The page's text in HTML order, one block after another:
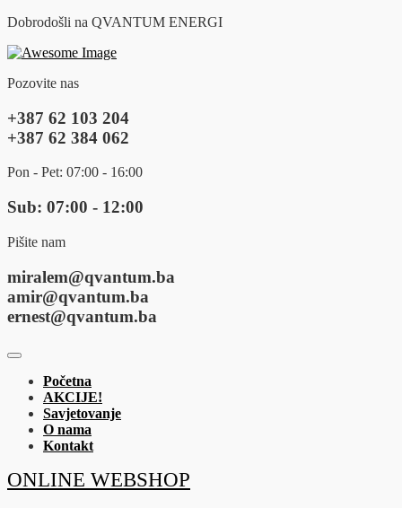
Dobrodošli na QVANTUM ENERGI
Pozovite nas
+387 62 103 204
+387 62 384 062
Pon - Pet: 07:00 - 16:00
Sub: 07:00 - 12:00
Pišite nam
miralem@qvantum.ba
amir@qvantum.ba
ernest@qvantum.ba
Početna
AKCIJE!
Savjetovanje
O nama
Kontakt
ONLINE WEBSHOP